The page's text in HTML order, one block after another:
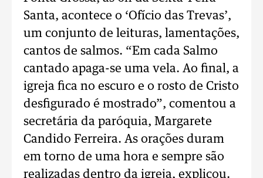
Santa, acontece o ‘Ofício das Trevas’,
um conjunto de leituras, lamentações,
cantos de salmos. “Em cada Salmo
cantado apaga-se uma vela. Ao final, a
igreja fica no escuro e o rosto de Cristo
desfigurado é mostrado”, comentou a
secretária da paróquia, Margarete
Candido Ferreira. As orações duram
em torno de uma hora e sempre são
realizadas dentro da igreja, explicou.